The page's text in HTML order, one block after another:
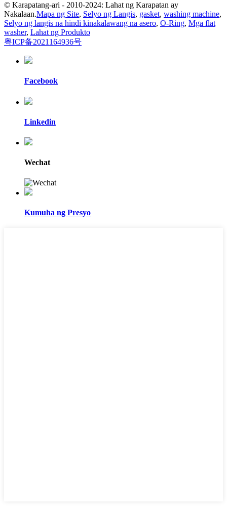
© Karapatang-ari - 2010-2024: Lahat ng Karapatan ay
Nakalaan.Mapa ng Site, Selyo ng Langis, gasket, washing machine,
Selyo ng langis na hindi kinakalawang na asero, O-Ring, Mga flat
washer, Lahat ng Produkto
粤ICP备2021164936号
Facebook
Linkedin
Wechat
Kumuha ng Presyo